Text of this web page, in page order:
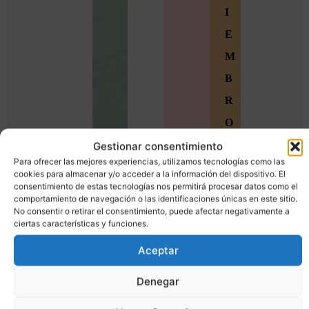
Gestionar consentimiento
Para ofrecer las mejores experiencias, utilizamos tecnologías como las
cookies para almacenar y/o acceder a la información del dispositivo. El
consentimiento de estas tecnologías nos permitirá procesar datos como el
comportamiento de navegación o las identificaciones únicas en este sitio.
No consentir o retirar el consentimiento, puede afectar negativamente a
ciertas características y funciones.
Aceptar
Denegar
I
E
M
B
R
O
Ú
n
e
t